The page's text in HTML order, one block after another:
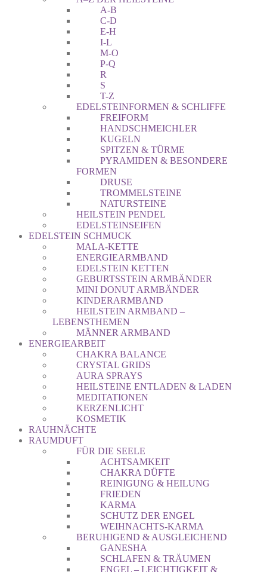
A-B
C-D
E-H
I-L
M-O
P-Q
R
S
T-Z
EDELSTEINFORMEN & SCHLIFFE
FREIFORM
HANDSCHMEICHLER
KUGELN
SPITZEN & TÜRME
PYRAMIDEN & BESONDERE
FORMEN
DRUSE
TROMMELSTEINE
NATURSTEINE
HEILSTEIN PENDEL
EDELSTEINSEIFEN
EDELSTEIN SCHMUCK
MALA-KETTE
ENERGIEARMBAND
EDELSTEIN KETTEN
GEBURTSSTEIN ARMBÄNDER
MINI DONUT ARMBÄNDER
KINDERARMBAND
HEILSTEIN ARMBAND –
LEBENSTHEMEN
MÄNNER ARMBAND
ENERGIEARBEIT
CHAKRA BALANCE
CRYSTAL GRIDS
AURA SPRAYS
HEILSTEINE ENTLADEN & LADEN
MEDITATIONEN
KERZENLICHT
KOSMETIK
RAUHNÄCHTE
RAUMDUFT
FÜR DIE SEELE
ACHTSAMKEIT
CHAKRA DÜFTE
REINIGUNG & HEILUNG
FRIEDEN
KARMA
SCHUTZ DER ENGEL
WEIHNACHTS-KARMA
BERUHIGEND & AUSGLEICHEND
GANESHA
SCHLAFEN & TRÄUMEN
ENGEL – LEICHTIGKEIT &